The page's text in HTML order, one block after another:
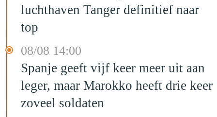
luchthaven Tanger definitief naar
top
08/08 14:00
Spanje geeft vijf keer meer uit aan
leger, maar Marokko heeft drie keer
zoveel soldaten